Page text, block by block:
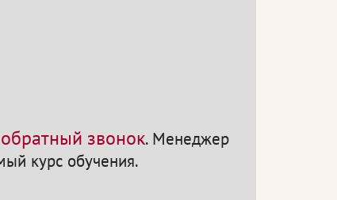
звонок.Менеджер
курс обучения.